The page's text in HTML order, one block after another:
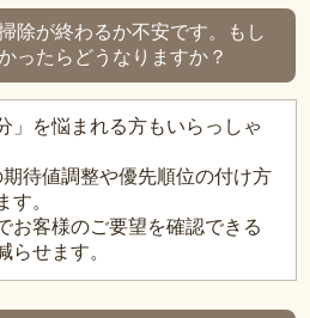
除が終わるか不安です。もし
ったらどうなりますか？
」を悩まれる方もいらっしゃ
待値調整や優先順位の付け方
す。
お客様のご要望を確認できる
らせます。